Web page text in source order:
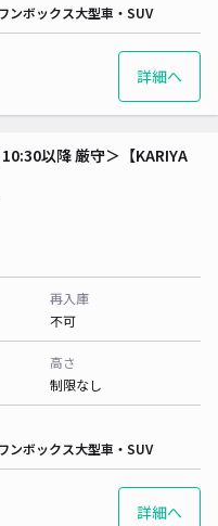
ンボックス大型車・SUV
詳細へ
以降 厳守＞【KARIYA
再入庫
不可
高さ
制限なし
ンボックス大型車・SUV
詳細へ